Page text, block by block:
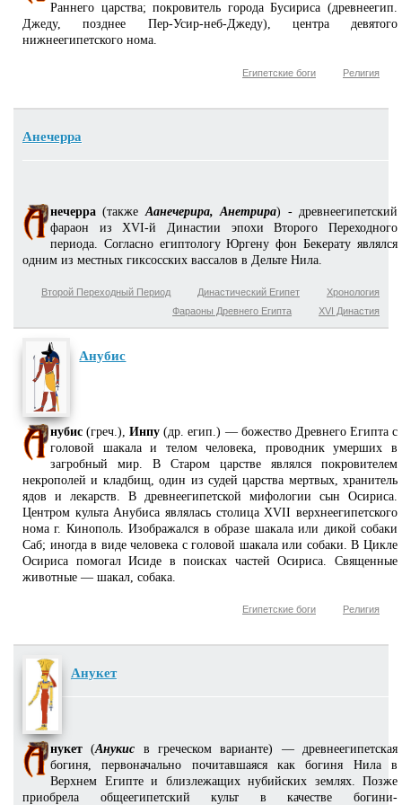
Раннего царства; покровитель города Бусириса (древнеегип.
Джеду, позднее Пер-Усир-неб-Джеду), центра девятого
нижнеегипетского нома.
Религия
Египетские боги
Анечерра
нечерра (также Аанечерира, Анетрира) - древнеегипетский
фараон из XVI-й Династии эпохи Второго Переходного
периода. Согласно египтологу Юргену фон Бекерату являлся
одним из местных гиксосских вассалов в Дельте Нила.
Хронология
Династический Египет
Второй Переходный Период
XVI Династия
Фараоны Древнего Египта
Анубис
нубис (греч.),Инпу (др. егип.) — божество Древнего Египта с
головой шакала и телом человека, проводник умерших в
загробный мир. В Старом царстве являлся покровителем
некрополей и кладбищ, один из судей царства мертвых, хранитель
ядов и лекарств. В древнеегипетской мифологии сын Осириса.
Центром культа Анубиса являлась столица XVII верхнеегипетского
нома г. Кинополь. Изображался в образе шакала или дикой собаки
Саб; иногда в виде человека с головой шакала или собаки. В Цикле
Осириса помогал Исиде в поисках частей Осириса. Священные
животные — шакал, собака.
Религия
Египетские боги
Анукет
нукет (Анукис в греческом варианте) — древнеегипетская
богиня, первоначально почитавшаяся как богиня Нила в
Верхнем Египте и близлежащих нубийских землях. Позже
приобрела общеегипетский культ в качестве богини-